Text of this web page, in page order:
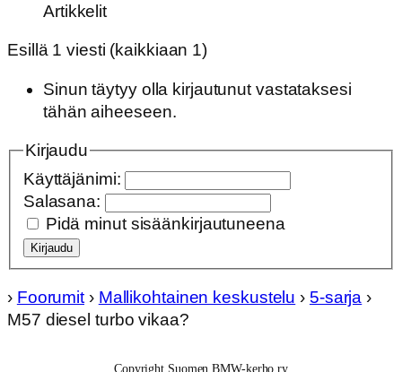
Artikkelit
Esillä 1 viesti (kaikkiaan 1)
Sinun täytyy olla kirjautunut vastataksesi
tähän aiheeseen.
Kirjaudu
Käyttäjänimi:
Salasana:
Pidä minut sisäänkirjautuneena
Kirjaudu
› Foorumit › Mallikohtainen keskustelu › 5-sarja ›
M57 diesel turbo vikaa?
Copyright Suomen BMW-kerho ry